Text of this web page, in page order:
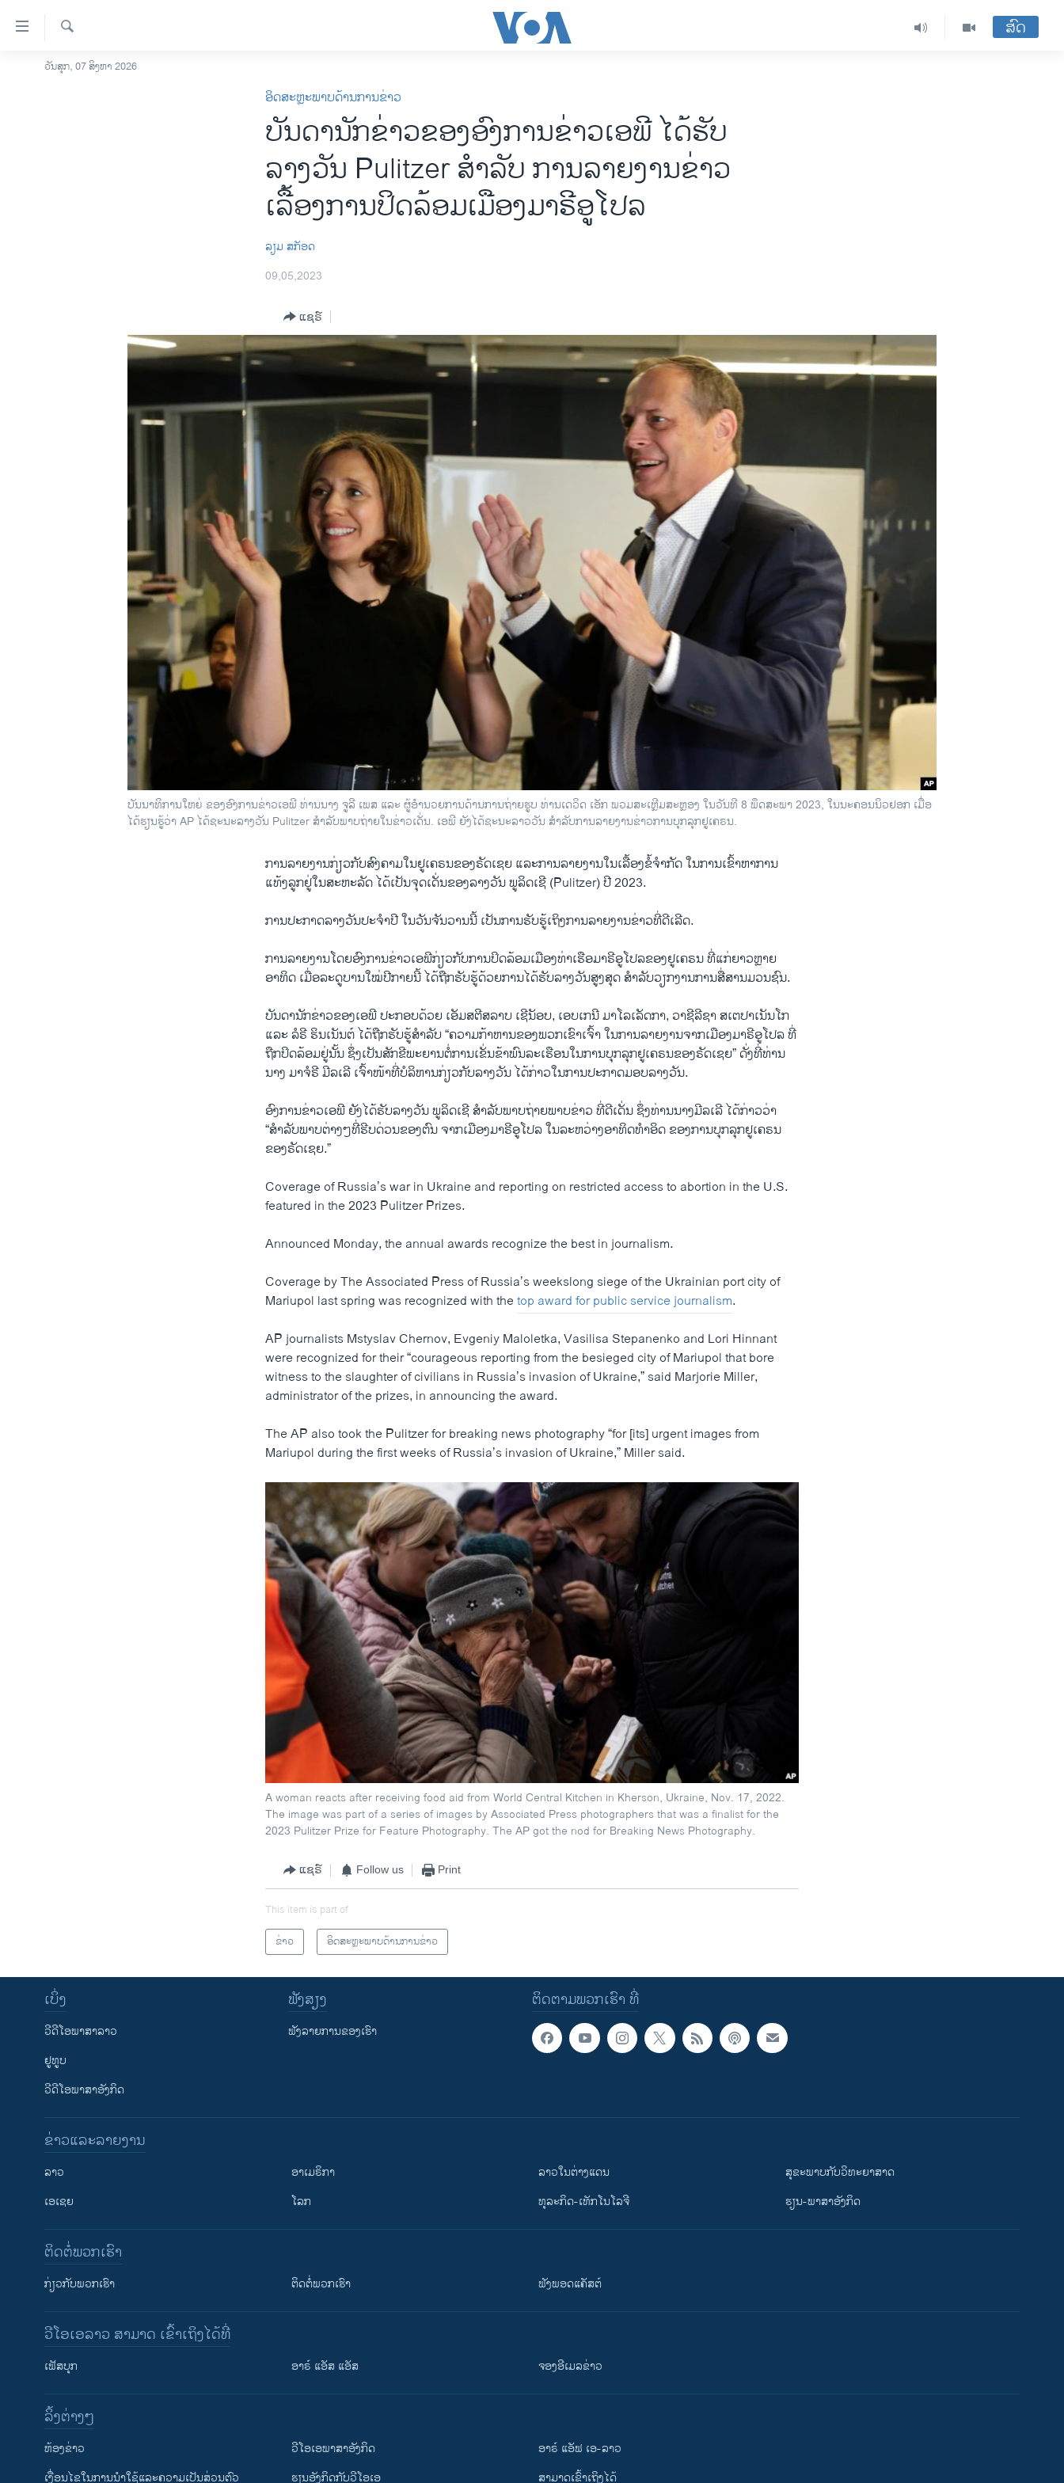
ລິ້ງ
ສຳຫລັບ
ໂຮມເພຈ
ຕິດຕາມພວກເຮົາ ທີ່
ຄົ້ນຫາ
ສົດ
ວັນສຸກ, 07 ສິງຫາ 2026
ອິດສະຫຼະພາບດ້ານການຂ່າວ
ບັນດານັກຂ່າວຂອງອົງການຂ່າວເອພີ ໄດ້ຮັບ
ລາງວັນ Pulitzer ສຳລັບ ການລາຍງານຂ່າວ
ເລື້ອງການປິດລ້ອມເມືອງມາຣີອູໂປລ
​ລຽມ ​ສ​ກັອດ
09,05,2023
ແຊຣ໌
ບັນນາທິການໃຫຍ່ ຂອງອົງການຂ່າວເອພີ ທ່ານນາງ ຈູລີ ເພສ ແລະ ຜູ້ອຳນວຍການດ້ານການຖ່າຍຮູບ ທ່ານເດວິດ ເອັກ ພວມສະເຫຼີມສະຫຼອງ ໃນວັນທີ 8 ພຶດສະພາ 2023, ໃນນະຄອນນິວຢອກ ເມື່ອ
ໄດ້ຮຽນຮູ້ວ່າ AP ໄດ້ຊະນະລາງວັນ Pulitzer ສຳລັບພາບຖ່າຍໃນຂ່າວເດັ່ນ. ເອພີ ຍັງໄດ້ຊະນະລາວວັນ ສຳລັບການລາຍງານຂ່າວການບຸກລຸກຢູເຄຣນ.
ການລາຍງານກ່ຽວກັບສົງຄາມໃນຢູເຄຣນຂອງຣັດເຊຍ ແລະການລາຍງານໃນເລື້ອງຂໍ້ຈຳກັດ ໃນການເຂົ້າຫາການ
ແທ້ງລູກຢູ່ໃນສະຫະລັດ ໄດ້ເປັນຈຸດເດັ່ນຂອງລາງວັນ ພູລິດເຊີ (Pulitzer) ປີ 2023.
ການປະກາດລາງວັນປະຈຳປີ ໃນວັນຈັນວານນີ້ ເປັນການຮັບຮູ້ເຖິງການລາຍງານຂ່າວທີ່ດີເລີດ.
ການລາຍງານໂດຍອົງການຂ່າວເອພີກ່ຽວກັບການປິດລ້ອມເມືອງທ່າເຮືອມາຣີອູໂປລຂອງຢູເຄຣນ ທີ່ແກ່ຍາວຫຼາຍ
ອາທິດ ເມື່ອລະດູບານໃໝ່ປີກາຍນີ້ ໄດ້ຖືກຮັບຮູ້ດ້ວຍການໄດ້ຮັບລາງວັນສູງສຸດ ສຳລັບວຽກງານການສື່ສານມວນຊົນ.
ບັນດານັກຂ່າວຂອງເອພີ ປະກອບດ້ວຍ ເອັມສຕີສລາບ ເຊີນັອບ, ເອບເກນີ ມາໂລເລັດກາ, ວາຊີລີຊາ ສເຕປາເນັນໂກ
ແລະ ລໍຣີ ຮິນເນັນຕ໌ ໄດ້ຖືກຮັບຮູ້ສຳລັບ “ຄວາມກ້າຫານຂອງພວກເຂົາເຈົ້າ ໃນການລາຍງານຈາກເມືອງມາຣີອູໂປລ ທີ່
ຖືກປິດລ້ອມຢູ່ນັ້ນ ຊຶ່ງເປັນສັກຂີພະຍານຕໍ່ການເຂັ່ນຂ້າພົນລະເຮືອນໃນການບຸກລຸກຢູເຄຣນຂອງຣັດເຊຍ” ດັ່ງທີ່ທ່ານ
ນາງ ມາຈໍຣີ ມີລເລີ ເຈົ້າໜ້າທີ່ບໍລິຫານກ່ຽວກັບລາງວັນ ໄດ້ກ່າວໃນການປະກາດມອບລາງວັນ.
ອົງການຂ່າວເອພີ ຍັງໄດ້ຮັບລາງວັນ ພູລິດເຊີ ສຳລັບພາບຖ່າຍພາບຂ່າວ ​ທີ່​ດີເດັ່ນ ຊຶ່ງທ່ານນາງມີລເລີ ໄດ້ກ່າວວ່າ
“ສຳລັບພາບຕ່າງໆທີ່ຮີບດ່ວນຂອງຕົນ ຈາກເມືອງມາຣີອູໂປລ ໃນລະຫວ່າງອາທິດທຳອິດ ຂອງການບຸກລຸກຢູເຄຣນ
ຂອງຣັດເຊຍ.”
Coverage of Russia’s war in Ukraine and reporting on restricted access to abortion in the U.S.
featured in the 2023 Pulitzer Prizes.
Announced Monday, the annual awards recognize the best in journalism.
Coverage by The Associated Press of Russia’s weekslong siege of the Ukrainian port city of
Mariupol last spring was recognized with thetop award for public service journalism.
AP journalists Mstyslav Chernov, Evgeniy Maloletka, Vasilisa Stepanenko and Lori Hinnant
were recognized for their “courageous reporting from the besieged city of Mariupol that bore
witness to the slaughter of civilians in Russia’s invasion of Ukraine,” said Marjorie Miller,
administrator of the prizes, in announcing the award.
The AP also took the Pulitzer for breaking news photography “for [its] urgent images from
Mariupol during the first weeks of Russia’s invasion of Ukraine,” Miller said.
A woman reacts after receiving food aid from World Central Kitchen in Kherson, Ukraine, Nov. 17, 2022.
The image was part of a series of images by Associated Press photographers that was a finalist for the
2023 Pulitzer Prize for Feature Photography. The AP got the nod for Breaking News Photography.
ແຊຣ໌ Follow us Print
This item is part of
ຂ່າວ
ອິດສະຫຼະພາບດ້ານການຂ່າວ
ຕິດຕາມພວກເຮົາ ທີ່
ເບິ່ງ
ວີດີໂອພາສາລາວ
ຢູທູບ
ວີດີໂອພາສາອັງກິດ
ຟັງສຽງ
ຟັງລາຍການຂອງເຮົາ
ຂ່າວແລະລາຍງານ
ລາວ
ເອເຊຍ
ອາເມຣິກາ
ໂລກ
ລາວໃນຕ່າງແດນ
ທຸລະກິດ-ເທັກໂນໂລຈີ
ສຸຂະພາບກັບວິທະຍາສາດ
ຮຽນ-ພາສາອັງກິດ
ຕິດຕໍ່ພວກເຮົາ
ກ່ຽວກັບພວກເຮົາ ຕິດຕໍ່ພວກເຮົາ ຟັງພອດແຄັສຕ໌
ວີໂອເອລາວ ສາມາດ ເຂົ້າເຖິງໄດ້ທີ່
ເຟັສບຸກ ອາຣ໌ ແອັສ ແອັສ ຈອງອີເມລຂ່າວ
​ລິ້ງ​ຕ່າງໆ
​ຫ້ອງ​ຂ່າວ
​ເງື່ອນ​ໄຂ​ໃນ​ການ​ນຳ​ໃຊ້​ແລະຄວາມ​ເປັນ​ສ່​ວນ​ຕົວ
ວີ​ໂອ​ເອ​ພາ​ສາ​ອັງ​ກິດ
​ຮຽນ​ອັງ​ກິດ​ກັບ​ວີ​ໂອ​ເອ
ອາຣ໌ ແອັຟ ເອ-ລາວ
ສາມາດເຂົ້າເຖິງໄດ້